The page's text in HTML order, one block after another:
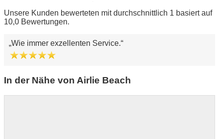
Unsere Kunden bewerteten mit durchschnittlich 1 basiert auf
10,0 Bewertungen.
Wie immer exzellenten Service.
In der Nähe von Airlie Beach